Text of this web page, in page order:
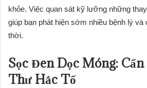
khỏe. Việc quan sát kỹ lưỡng những
giúp bạn phát hiện sớm nhiều bệnh lý
thời.
Sọc Đen Dọc Móng:
Thư Hắc Tố